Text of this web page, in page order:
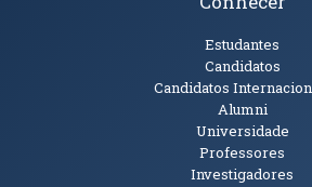
Estudantes
Candidatos
Candidatos
Alumni
Universidade
Professores
Investigadores